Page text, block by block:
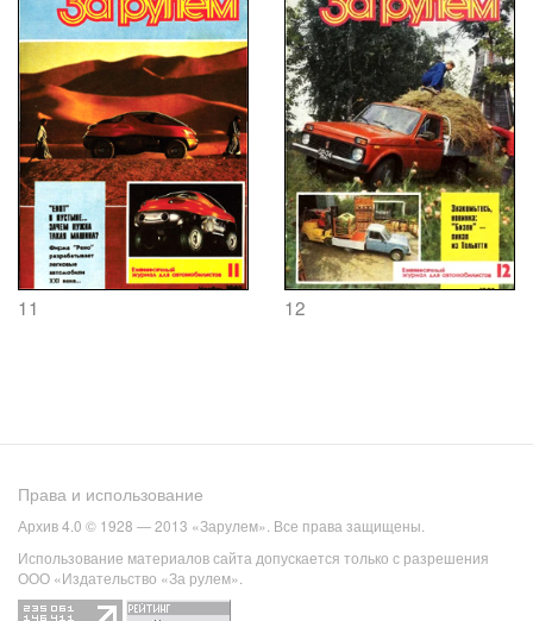
11 12
Права и использование
Архив 4.0 © 1928 — 2013 «Зарулем». Все права защищены.
Использование материалов сайта допускается только с разрешения
ООО «Издательство «За рулем».